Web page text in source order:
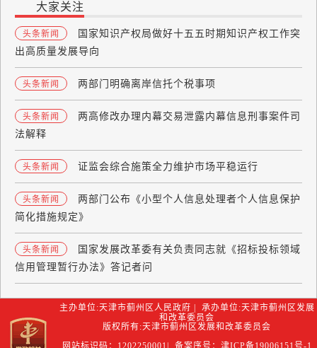
大家关注
头条新闻
国家知识产权局做好十五五时期知识产权工作突
出高质量发展导向
头条新闻 两部门明确离岸信托个税事项
头条新闻
两高修改办理内幕交易泄露内幕信息刑事案件司
法解释
头条新闻 证监会综合施策全力维护市场平稳运行
头条新闻
两部门公布《小型个人信息处理者个人信息保护
简化措施规定》
头条新闻
国家发展改革委有关负责同志就《招标投标领域
信用管理暂行办法》答记者问
主办单位:天津市蓟州区人民政府 | 承办单位:天津市蓟州区发展
和改革委员会
版权所有:天津市蓟州区发展和改革委员会
网站标识码：1202250001| 备案序号：津ICP备19006151号-1